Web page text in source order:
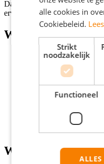
Daarnaast is er ruimte om
ervaring op kunt doen en je
Wat wij bieden
Een goed salaris van
Een tijdelijke baan met
zomervakantie, met
Een leuke en
Een inspirerende
Wat wij vragen
alle cookies in
Cookiebeleid.
Strikt
noodzakelijk
Functioneel
ALLES